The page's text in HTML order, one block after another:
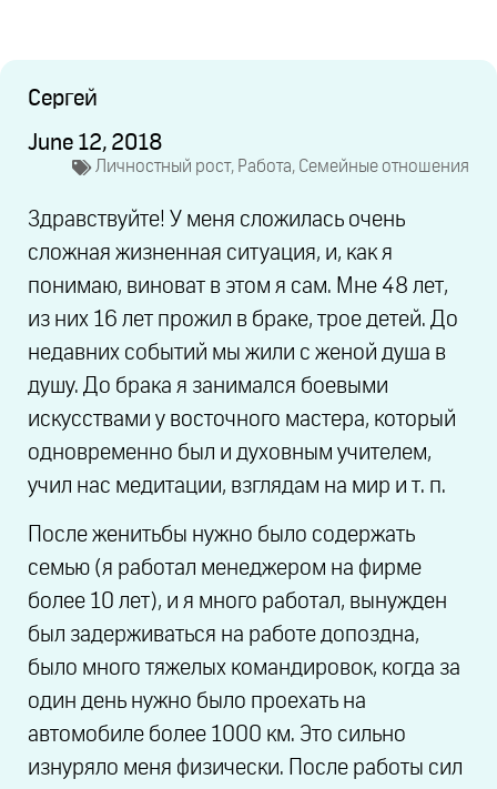
Сергей
June 12, 2018
Личностный рост, Работа, Семейные отношения
Здравствуйте! У меня сложилась очень
сложная жизненная ситуация, и, как я
понимаю, виноват в этом я сам. Мне 48 лет,
из них 16 лет прожил в браке, трое детей. До
недавних событий мы жили с женой душа в
душу. До брака я занимался боевыми
искусствами у восточного мастера, который
одновременно был и духовным учителем,
учил нас медитации, взглядам на мир и т. п.
После женитьбы нужно было содержать
семью (я работал менеджером на фирме
более 10 лет), и я много работал, вынужден
был задерживаться на работе допоздна,
было много тяжелых командировок, когда за
один день нужно было проехать на
автомобиле более 1000 км. Это сильно
изнуряло меня физически. После работы сил